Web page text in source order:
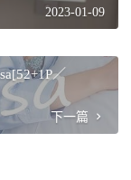
2023-01-09
／
下一篇